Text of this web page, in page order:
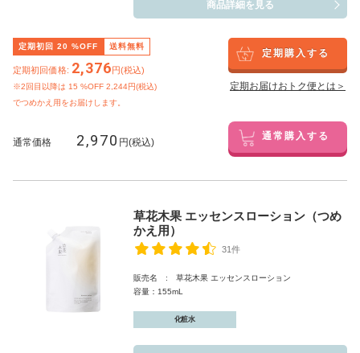
商品詳細を見る
定期初回 20 %OFF 送料無料
定期初回価格: 2,376円(税込)
※2回目以降は 15 %OFF 2,244円(税込)
でつめかえ用をお届けします。
定期購入する
定期お届けおトク便とは＞
通常価格 2,970 円(税込) 通常購入する
草花木果 エッセンスローション（つめ
かえ用）
31件
販売名 : 草花木果 エッセンスローション
容量：155mL
化粧水